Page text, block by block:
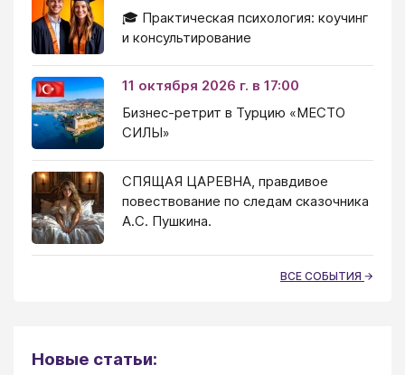
🎓 Практическая психология: коучинг
и консультирование
11 октября 2026 г. в 17:00
Бизнес-ретрит в Турцию «МЕСТО
СИЛЫ»
СПЯЩАЯ ЦАРЕВНА, правдивое
повествование по следам сказочника
А.С. Пушкина.
ВСЕ СОБЫТИЯ
Новые статьи: